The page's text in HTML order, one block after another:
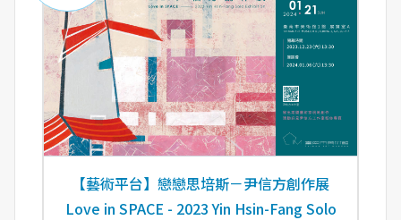
【藝術平台】戀戀思培斯－尹信方創作展
Love in SPACE - 2023 Yin Hsin-Fang Solo